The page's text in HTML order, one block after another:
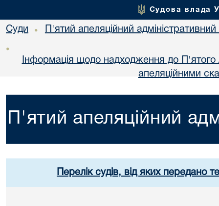
Судова влада
Суди • П'ятий апеляційний адміністративний
•
Інформація щодо надходження до П'ятого
апеляційними
П'ятий апеляційний
Перелік судів, від яких передано